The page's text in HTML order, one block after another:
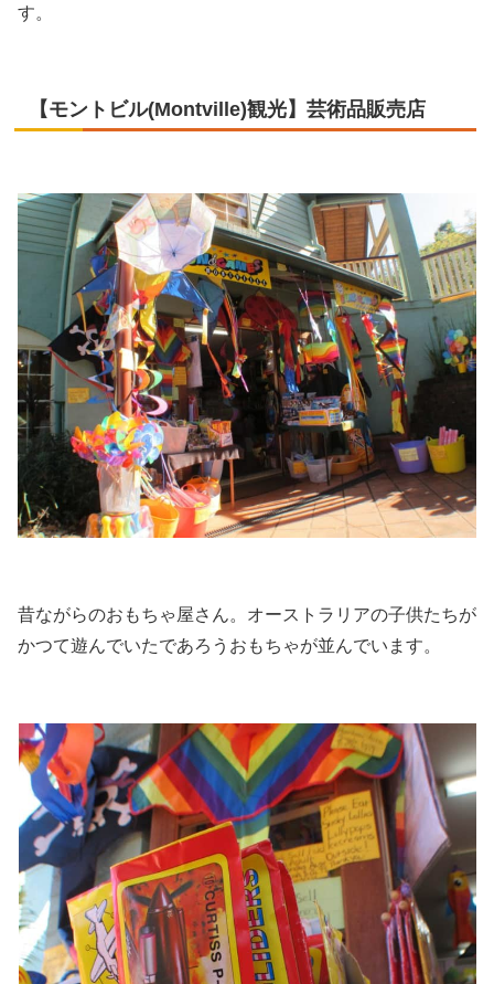
す。
【モントビル(Montville)観光】芸術品販売店
昔ながらのおもちゃ屋さん。オーストラリアの子供たちが
かつて遊んでいたであろうおもちゃが並んでいます。